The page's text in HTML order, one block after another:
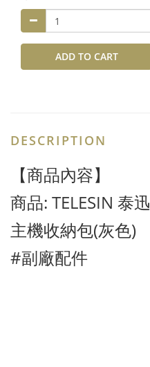
ADD TO CART
DESCRIPTION
【商品內容】
商品: TELESIN 泰
主機收納包(灰色)
#副廠配件